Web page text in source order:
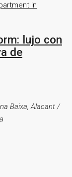
in
lujo con
de
Baixa, Alacant /